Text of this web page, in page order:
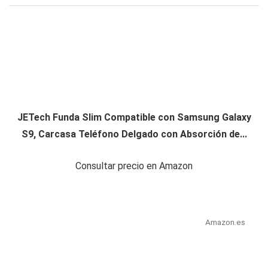
JETech Funda Slim Compatible con Samsung Galaxy
S9, Carcasa Teléfono Delgado con Absorción de...
Consultar precio en Amazon
Amazon.es